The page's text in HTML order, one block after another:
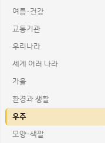
여름·건강
교통기관
우리나라
세계 여러 나라
가을
환경과 생활
우주
모양·색깔